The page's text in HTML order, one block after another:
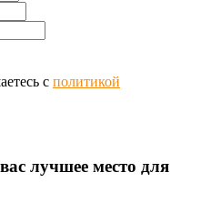
с политикой
лучшее место для